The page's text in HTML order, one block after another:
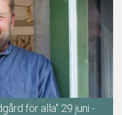
för alla" 29 juni -